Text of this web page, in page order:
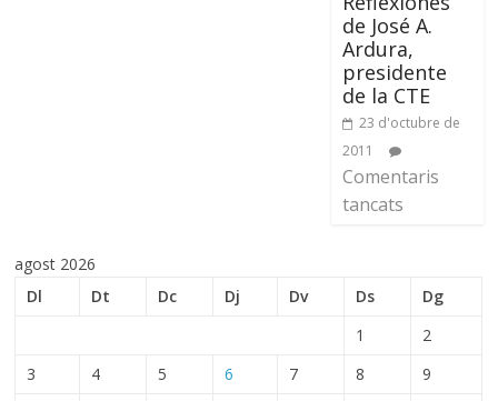
de José A.
Ardura,
presidente
de la CTE
23 d'octubre de
2011
Comentaris
tancats
agost 2026
Dl
Dt Dc Dj Dv Ds
Dg
1
2
3
4 5 6 7 8
9